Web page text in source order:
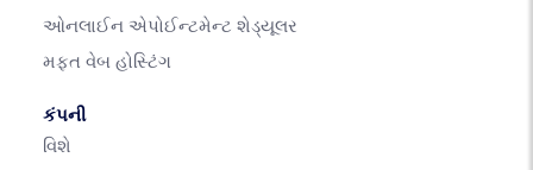
ઓનલાઈન એપોઈન્ટમેન્ટ શેડ્યૂલર
મફત વેબ હોસ્ટિંગ
કંપની
વિશે